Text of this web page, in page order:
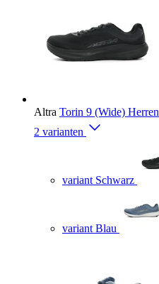
Altra Torin 9 (Wide) Herren
2 varianten
variant Schwarz
variant Blau